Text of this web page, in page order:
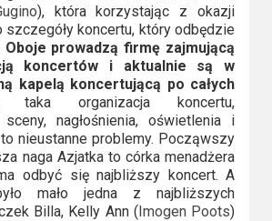
), która korzystając z okazji
szczegóły koncertu, który odbędzie
Oboje prowadzą firmę zajmującą
koncertów i aktualnie są w
kapelą koncertującą po całych
organizacja koncertu,
nagłośnienia, oświetlenia i
nieustanne problemy. Począwszy
naga Azjatka to córka menadżera
odbyć się najbliższy koncert. A
mało jedna z najbliższych
Billa, Kelly Ann (Imogen Poots)